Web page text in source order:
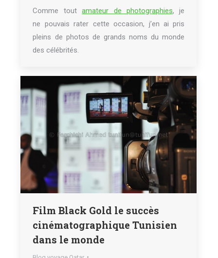
Comme toutamateur de photographies, je
ne pouvais rater cette occasion, j’en ai pris
pleins de photos de grands noms du monde
des célébrités.
Film Black Gold le succès
cinématographique Tunisien
dans le monde